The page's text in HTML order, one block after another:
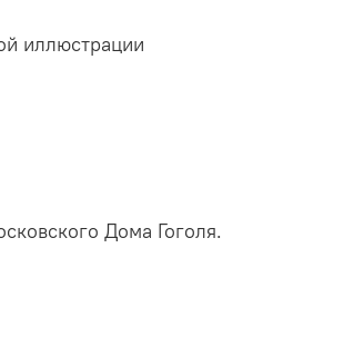
иллюстрации
Дома Гоголя.